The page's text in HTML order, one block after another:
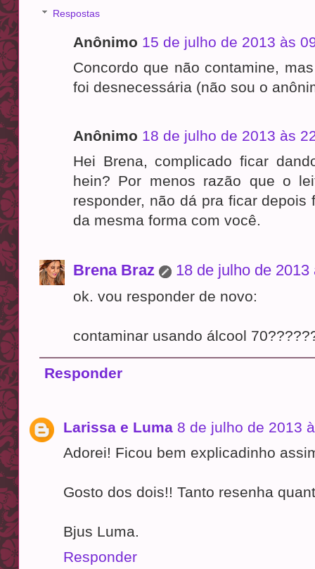
Respostas
Anônimo 15 de julho de 2013 às
Concordo que não contamine,
foi desnecessária (não sou o
Anônimo 18 de julho de 2013 às
Hei Brena, complicado ficar
hein? Por menos razão que o
responder, não dá pra ficar depois
da mesma forma com você.
Brena Braz 18 de julho de 2013
ok. vou responder de novo:
contaminar usando álcool
Responder
Larissa e Luma 8 de julho de 2013
Adorei! Ficou bem explicadinho
Gosto dos dois!! Tanto resenha
Bjus Luma.
Responder